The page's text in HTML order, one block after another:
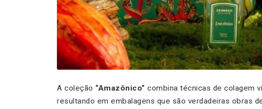
A coleção “Amazônico” combina técnicas de colagem
resultando em embalagens que são verdadeiras obras